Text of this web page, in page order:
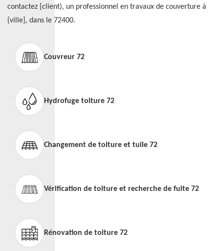
contactez {client), un professionnel en travaux de couverture à
{ville], dans le 72400.
Couvreur 72
Hydrofuge toiture 72
Changement de toiture et tuile 72
Vérification de toiture et recherche de fuite 72
Rénovation de toiture 72